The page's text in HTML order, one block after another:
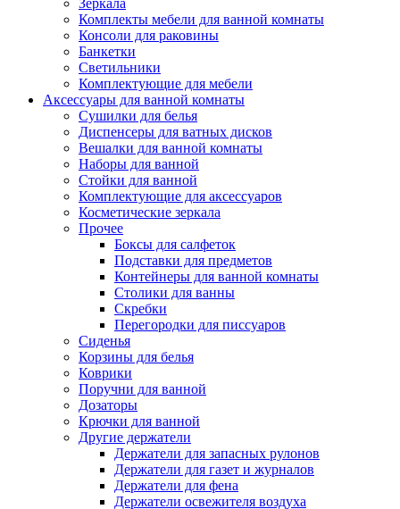
Зеркала
Комплекты мебели для ванной комнаты
Консоли для раковины
Банкетки
Светильники
Комплектующие для мебели
Аксессуары для ванной комнаты
Сушилки для белья
Диспенсеры для ватных дисков
Вешалки для ванной комнаты
Наборы для ванной
Стойки для ванной
Комплектующие для аксессуаров
Косметические зеркала
Прочее
Боксы для салфеток
Подставки для предметов
Контейнеры для ванной комнаты
Столики для ванны
Скребки
Перегородки для писсуаров
Сиденья
Корзины для белья
Коврики
Поручни для ванной
Дозаторы
Крючки для ванной
Другие держатели
Держатели для запасных рулонов
Держатели для газет и журналов
Держатели для фена
Держатели освежителя воздуха